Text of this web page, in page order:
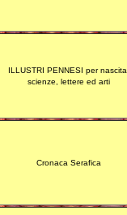
ILLUSTRI PENNESI per nascita,
scienze, lettere ed arti
Cronaca Serafica